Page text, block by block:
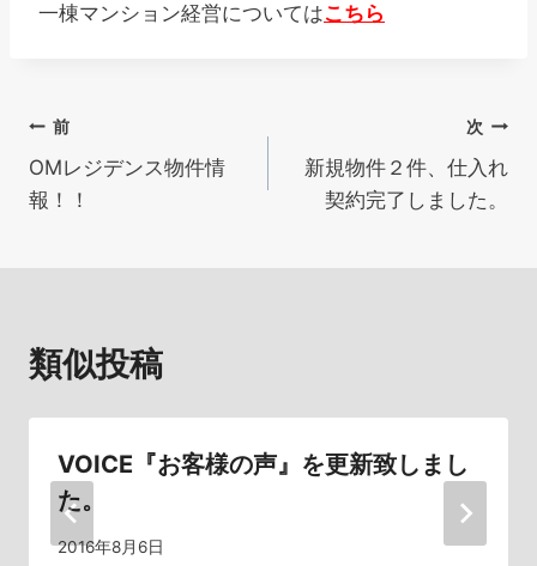
一棟マンション経営についてはこちら
投
稿
ー
ョ
ン
前
OMレジデンス物件情
報！！
次
新規物件２件、仕入れ
契約完了しました。
類似投稿
VOICE『お客様の声』を更新致しまし
た。
2016年8月6日